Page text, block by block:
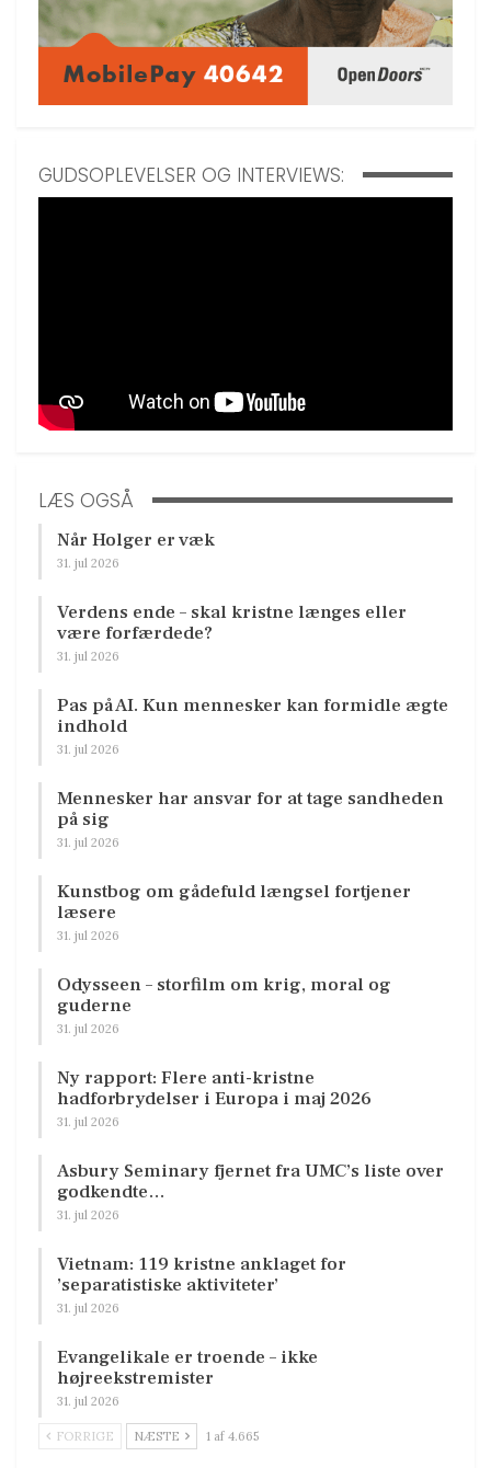
GUDSOPLEVELSER OG INTERVIEWS:
LÆS OGSÅ
Når Holger er væk
31. jul 2026
Verdens ende – skal kristne længes eller
være forfærdede?
31. jul 2026
Pas på AI. Kun mennesker kan formidle ægte
indhold
31. jul 2026
Mennesker har ansvar for at tage sandheden
på sig
31. jul 2026
Kunstbog om gådefuld længsel fortjener
læsere
31. jul 2026
Odysseen – storfilm om krig, moral og
guderne
31. jul 2026
Ny rapport: Flere anti-kristne
hadforbrydelser i Europa i maj 2026
31. jul 2026
Asbury Seminary fjernet fra UMC’s liste over
godkendte…
31. jul 2026
Vietnam: 119 kristne anklaget for
’separatistiske aktiviteter’
31. jul 2026
Evangelikale er troende – ikke
højreekstremister
31. jul 2026
FORRIGE NÆSTE 1 af 4.665